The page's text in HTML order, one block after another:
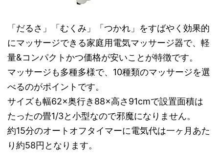
「だるさ」「むくみ」「つかれ」をすばやく効果的
にマッサージできる家庭用電気マッサージ器で、軽
量&コンパクトかつ価格が安いことが特徴です。
マッサージも多種多様で、10種類のマッサージを選
べるのがポイントです。
サイズも幅62×奥行き88×高さ91cmで設置面積は
たったの畳1/3と小型なので邪魔になりません。
約15分のオートオフタイマーに電気代は一ヶ月あた
り約58円となります。